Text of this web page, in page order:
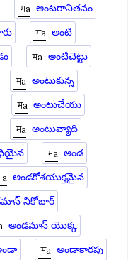
అంటరానితనం
అంటి
అంటిచెట్టు
అంటుకున్న
అంటుచేయు
అంటువ్యాది
అండ
అండకోశయుక్తమైన
నికోబార్
అండమాన్ యొక్క
అండాకారపు